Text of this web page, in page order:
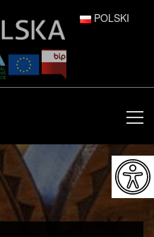
POLSKI
ENGLISH
ESPAÑOL
FRANÇAIS
ITALIANO